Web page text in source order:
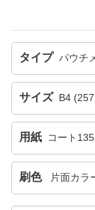
タイプ パウチ
サイズ B4
用紙 コート
刷色 片面カラ